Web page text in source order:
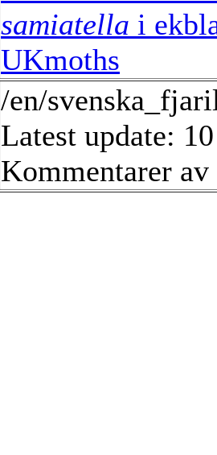
samiatella i
UKmoths
/en/
Latest update:
Kommentarer